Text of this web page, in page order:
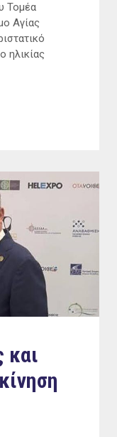
Τομέα
Αγίας
ηλικίας
και